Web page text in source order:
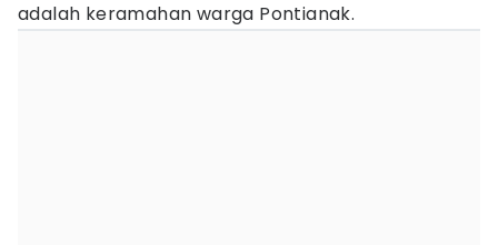
adalah keramahan warga Pontianak.